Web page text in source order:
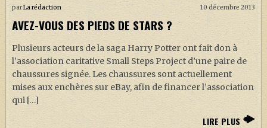
parLa rédaction 10 décembre 2013
AVEZ-VOUS DES PIEDS DE STARS ?
Plusieurs acteurs de la saga Harry Potter ont fait don à
l’association caritative Small Steps Project d’une paire de
chaussures signée. Les chaussures sont actuellement
mises aux enchères sur eBay, afin de financer l’association
qui […]
LIRE PLUS